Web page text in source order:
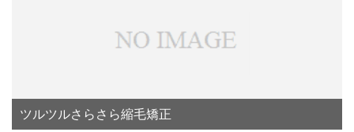
ツルツルさらさら縮毛矯正